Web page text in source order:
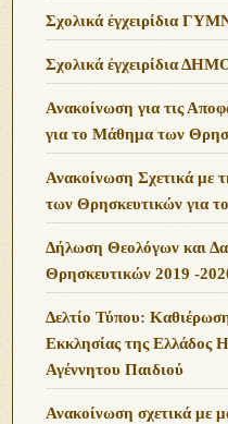
Σχολικά ἐγχειρίδια
Σχολικά ἐγχειρίδια
Ανακοίνωση για τις
για το Μάθημα των
Ανακοίνωση Σχετικά με
των Θρησκευτικών για
Δήλωση Θεολόγων και
Θρησκευτικών 2019 -
Δελτίο Τύπου:
Εκκλησίας της Ελλάδος
Αγέννητου Παιδιού
Ανακοίνωση σχετικά με